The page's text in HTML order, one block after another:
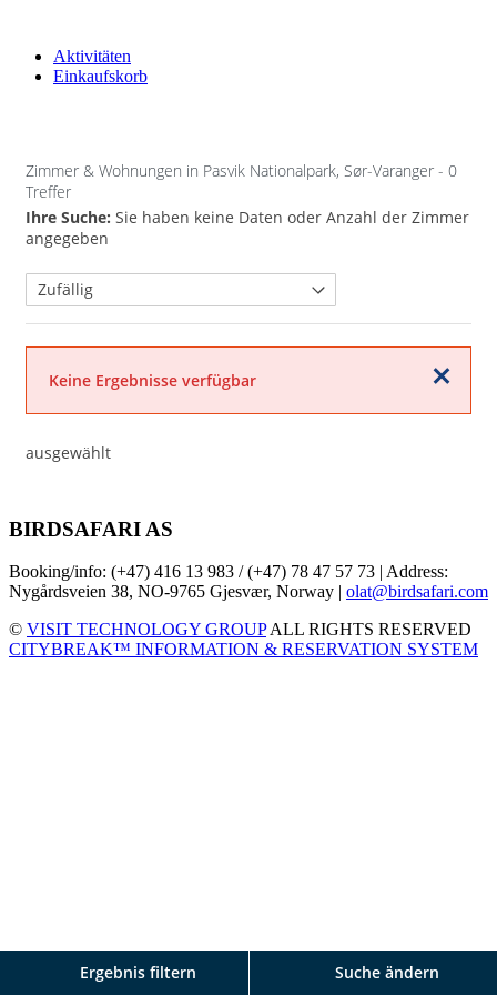
Aktivitäten
Einkaufskorb
Zimmer & Wohnungen in Pasvik Nationalpark, Sør-Varanger - 0
Treffer
Ihre Suche: Sie haben keine Daten oder Anzahl der Zimmer
angegeben
Schließen
Keine Ergebnisse verfügbar
ausgewählt
Ergebnis filtern Suche ändern
BIRDSAFARI AS
Booking/info: (+47) 416 13 983 / (+47) 78 47 57 73 | Address:
Nygårdsveien 38, NO-9765 Gjesvær, Norway | olat@birdsafari.com
© VISIT TECHNOLOGY GROUPALL RIGHTS RESERVED
CITYBREAK™ INFORMATION & RESERVATION SYSTEM